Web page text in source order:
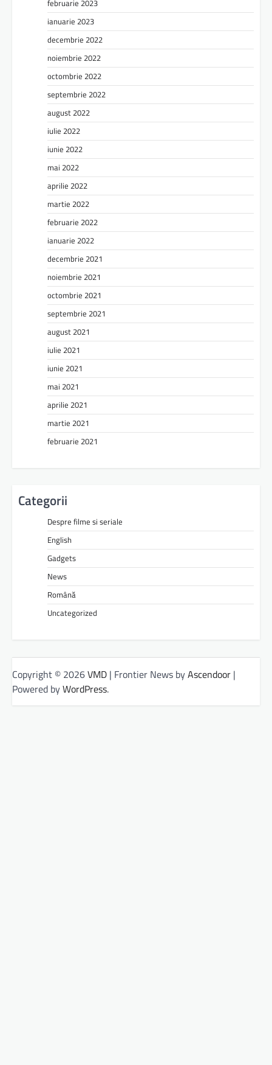
februarie 2023
ianuarie 2023
decembrie 2022
noiembrie 2022
octombrie 2022
septembrie 2022
august 2022
iulie 2022
iunie 2022
mai 2022
aprilie 2022
martie 2022
februarie 2022
ianuarie 2022
decembrie 2021
noiembrie 2021
octombrie 2021
septembrie 2021
august 2021
iulie 2021
iunie 2021
mai 2021
aprilie 2021
martie 2021
februarie 2021
Categorii
Despre filme si seriale
English
Gadgets
News
Română
Uncategorized
Copyright © 2026VMD | Frontier News byAscendoor |
Powered byWordPress.